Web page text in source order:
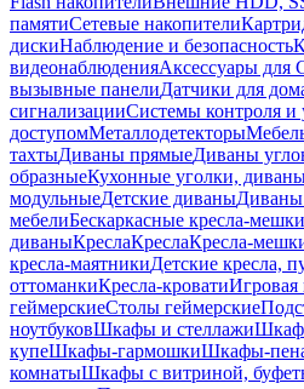
памятиСетевые накопители
дискиНаблюдение и безопасность
видеонаблюденияАксессуары для
вызывные панелиДатчики для
сигнализацииСистемы контроля и
доступомМеталлодетекторы
тахтыДиваны прямыеДиваны
образныеКухонные уголки,
модульныеДетские диваныДиваны
мебелиБескаркасные кресла-
диваныКреслаКреслаКресла-
кресла-маятникиДетские кресла,
оттоманкиКресла-кроватиИгровая
геймерскиеСтолы геймерские
ноутбуковШкафы и стеллажи
купеШкафы-гармошкиШкафы-
комнатыШкафы с витриной,